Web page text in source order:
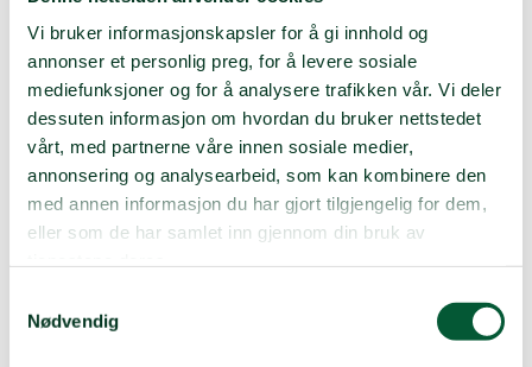
Vi bruker informasjonskapsler for å gi innhold og
annonser et personlig preg, for å levere sosiale
mediefunksjoner og for å analysere trafikken vår. Vi deler
dessuten informasjon om hvordan du bruker nettstedet
vårt, med partnerne våre innen sosiale medier,
annonsering og analysearbeid, som kan kombinere den
med annen informasjon du har gjort tilgjengelig for dem,
eller som de har samlet inn gjennom din bruk av
Nødvendig
Vi jobber med kartlegging av minefelt og rydding
av disse. Her benytter vi både minehunder,
maskiner og mineryddere med metalldetektorer.
Minehunder er et viktig verktøy i Norsk
Folkehjelps minerydding. En minehund kan søke
inntil 1000m² per dag.
Bedriftenkanfølge
deres
minehund